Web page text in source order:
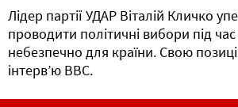
Лідер партії УДАР Віталій Кличко
проводити політичні вибори під час
небезпечно для країни. Свою
інтерв’ю ВВС.